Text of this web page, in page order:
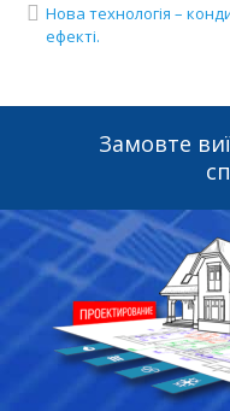
Нова технологія –
ефекті.
Замовте